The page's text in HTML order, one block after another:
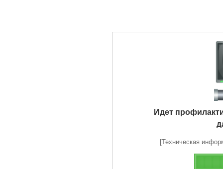
Идет
[Техническая